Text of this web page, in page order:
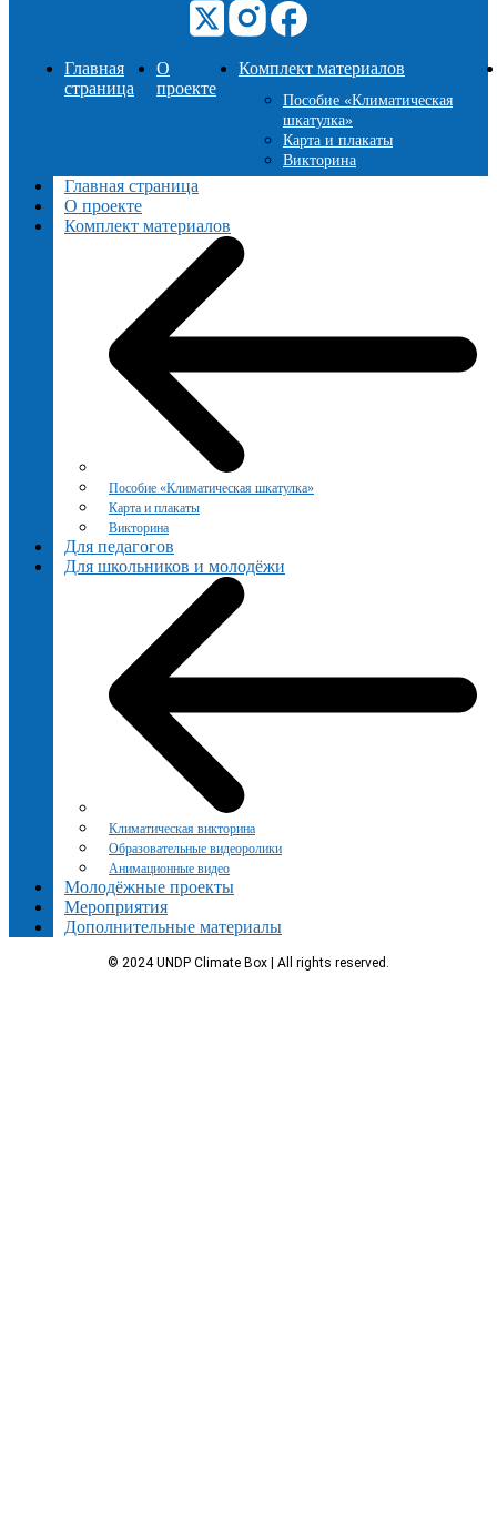
Главная
страница
О
проекте
Комплект материалов
Пособие «Климатическая
шкатулка»
Карта и плакаты
Викторина
Главная страница
О проекте
Комплект материалов
Пособие «Климатическая шкатулка»
Карта и плакаты
Викторина
Для педагогов
Для школьников и молодёжи
Климатическая викторина
Образовательные видеоролики
Анимационные видео
Молодёжные проекты
Мероприятия
Дополнительные материалы
© 2024 UNDP Climate Box | All rights reserved.